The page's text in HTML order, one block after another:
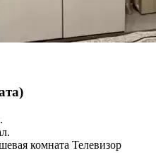
комната Телевизор